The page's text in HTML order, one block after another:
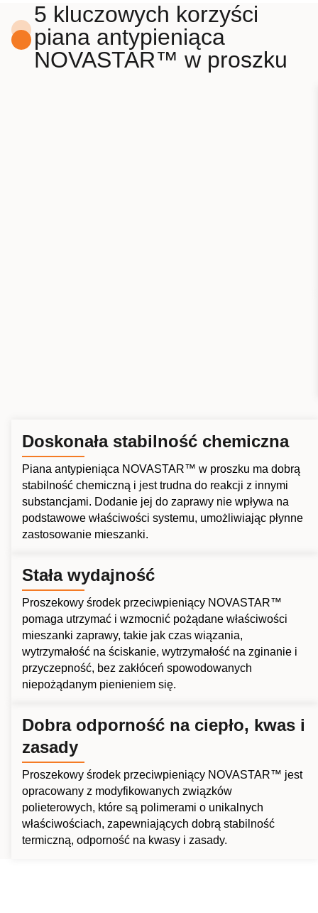
5 kluczowych korzyści
piana antypieniąca
NOVASTAR™ w proszku
Doskonała stabilność chemiczna
Piana antypieniąca NOVASTAR™ w proszku ma dobrą
stabilność chemiczną i jest trudna do reakcji z innymi
substancjami. Dodanie jej do zaprawy nie wpływa na
podstawowe właściwości systemu, umożliwiając płynne
zastosowanie mieszanki.
Stała wydajność
Proszekowy środek przeciwpieniący NOVASTAR™
pomaga utrzymać i wzmocnić pożądane właściwości
mieszanki zaprawy, takie jak czas wiązania,
wytrzymałość na ściskanie, wytrzymałość na zginanie i
przyczepność, bez zakłóceń spowodowanych
niepożądanym pienieniem się.
Dobra odporność na ciepło, kwas i
zasady
Proszekowy środek przeciwpieniący NOVASTAR™ jest
opracowany z modyfikowanych związków
polieterowych, które są polimerami o unikalnych
właściwościach, zapewniających dobrą stabilność
termiczną, odporność na kwasy i zasady.